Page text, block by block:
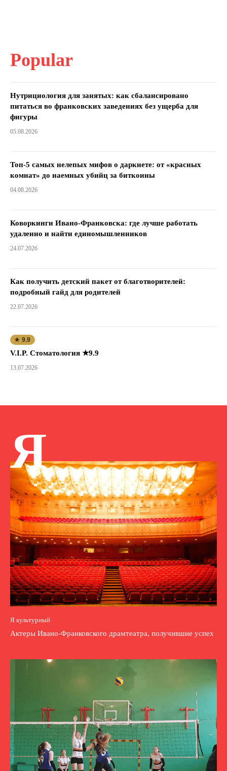
Popular
Нутрициология для занятых: как сбалансировано
питаться во франковских заведениях без ущерба для
фигуры
05.08.2026
Топ-5 самых нелепых мифов о даркнете: от «красных
комнат» до наемных убийц за биткоины
04.08.2026
Коворкинги Ивано-Франковска: где лучше работать
удаленно и найти единомышленников
24.07.2026
Как получить детский пакет от благотворителей:
подробный гайд для родителей
22.07.2026
★ 9.9
V.I.P. Стоматология ★9.9
13.07.2026
Я
Я культурный
Актеры Ивано-Франковского драмтеатра, получившие успех